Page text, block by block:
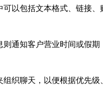
以包括文本格式、链接、
通知客户营业时间或假期
织聊天，以便根据优先级